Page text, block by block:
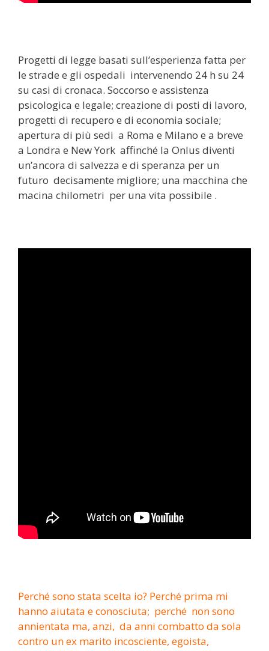
Progetti di legge basati sull’esperienza fatta per
le strade e gli ospedali intervenendo 24 h su 24
su casi di cronaca. Soccorso e assistenza
psicologica e legale; creazione di posti di lavoro,
progetti di recupero e di economia sociale;
apertura di più sedi a Roma e Milano e a breve
a Londra e New York affinché la Onlus diventi
un’ancora di salvezza e di speranza per un
futuro decisamente migliore; una macchina che
macina chilometri per una vita possibile .
Perché sono stata scelta io? Perché prima mi
hanno aiutata e conosciuta; perché non sono
annientata ma, anzi, da anni combatto da sola
contro un ex marito incosciente, egoista,